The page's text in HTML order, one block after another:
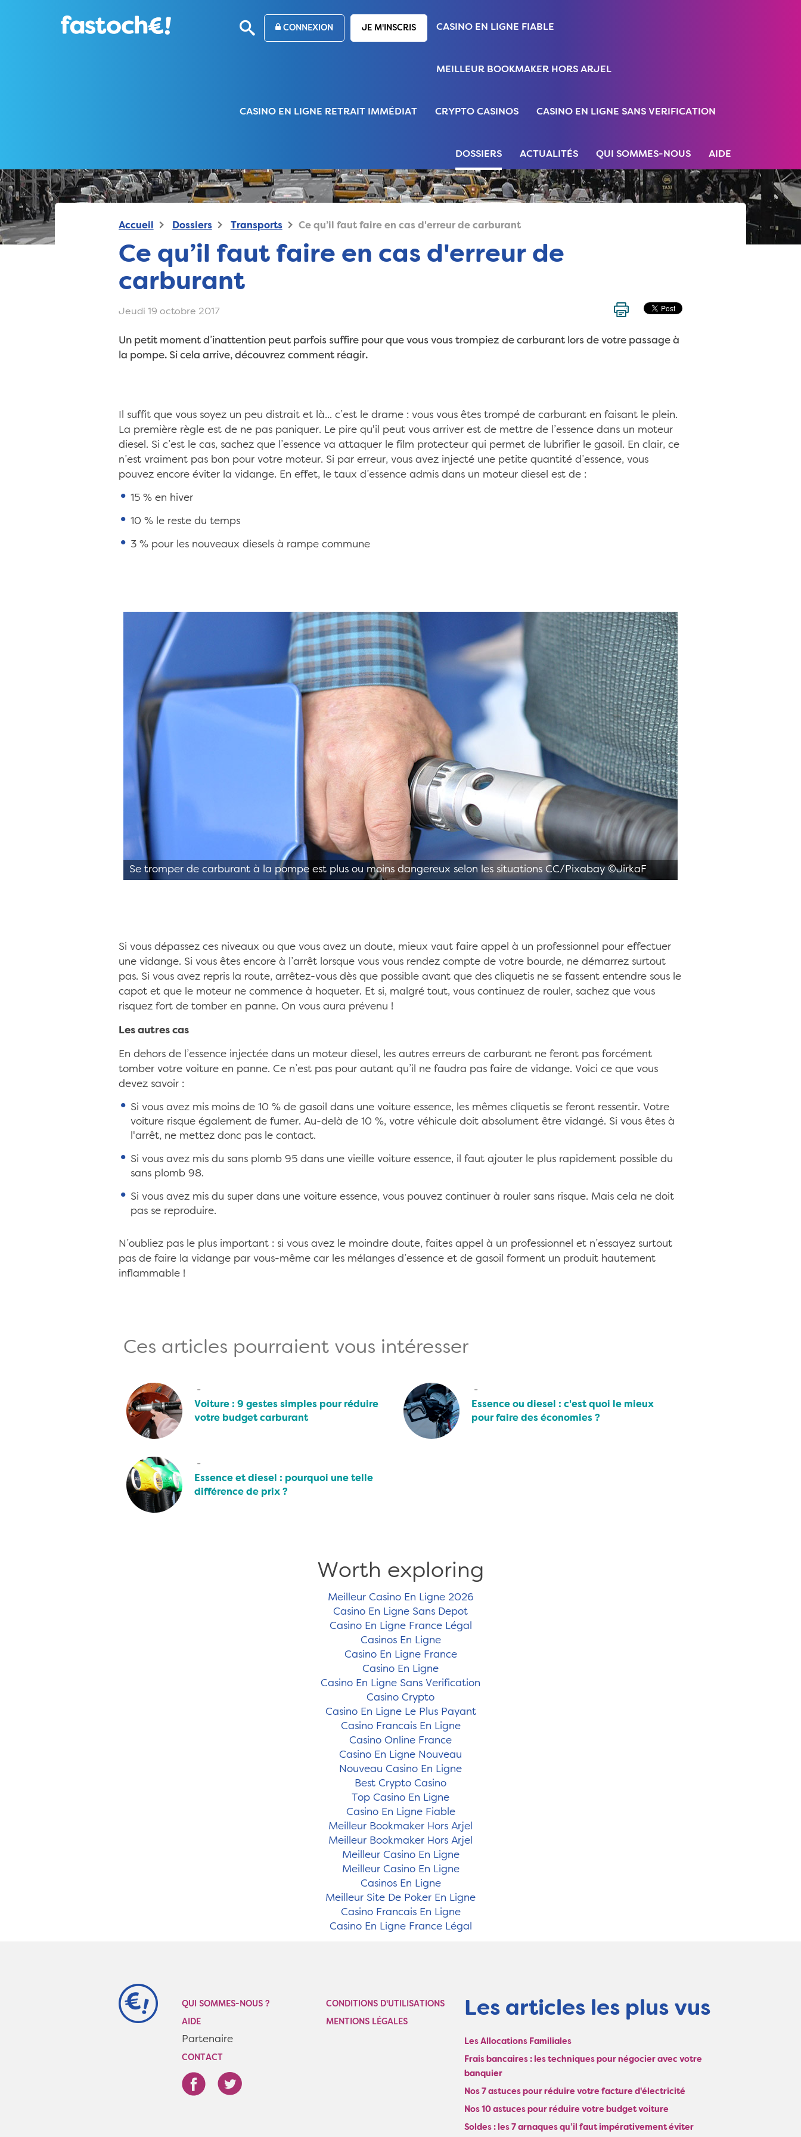
CONNEXION JE M'INSCRIS CASINO EN LIGNE FIABLE
MEILLEUR BOOKMAKER HORS ARJEL
CASINO EN LIGNE RETRAIT IMMÉDIAT CRYPTO CASINOS CASINO EN LIGNE SANS VERIFICATION
DOSSIERS ACTUALITÉS QUI SOMMES-NOUS AIDE
Accueil Dossiers Transports Ce qu’il faut faire en cas d'erreur de carburant
Ce qu’il faut faire en cas d'erreur de
carburant
Jeudi 19 octobre 2017
Un petit moment d’inattention peut parfois suffire pour que vous vous trompiez de carburant lors de votre passage à
la pompe. Si cela arrive, découvrez comment réagir.
Il suffit que vous soyez un peu distrait et là... c’est le drame : vous vous êtes trompé de carburant en faisant le plein.
La première règle est de ne pas paniquer. Le pire qu'il peut vous arriver est de mettre de l’essence dans un moteur
diesel. Si c’est le cas, sachez que l’essence va attaquer le film protecteur qui permet de lubrifier le gasoil. En clair, ce
n’est vraiment pas bon pour votre moteur. Si par erreur, vous avez injecté une petite quantité d’essence, vous
pouvez encore éviter la vidange. En effet, le taux d’essence admis dans un moteur diesel est de :
15 % en hiver
10 % le reste du temps
3 % pour les nouveaux diesels à rampe commune
Se tromper de carburant à la pompe est plus ou moins dangereux selon les situations CC/Pixabay ©JirkaF
Si vous dépassez ces niveaux ou que vous avez un doute, mieux vaut faire appel à un professionnel pour effectuer
une vidange. Si vous êtes encore à l’arrêt lorsque vous vous rendez compte de votre bourde, ne démarrez surtout
pas. Si vous avez repris la route, arrêtez-vous dès que possible avant que des cliquetis ne se fassent entendre sous le
capot et que le moteur ne commence à hoqueter. Et si, malgré tout, vous continuez de rouler, sachez que vous
risquez fort de tomber en panne. On vous aura prévenu !
Les autres cas
En dehors de l’essence injectée dans un moteur diesel, les autres erreurs de carburant ne feront pas forcément
tomber votre voiture en panne. Ce n’est pas pour autant qu’il ne faudra pas faire de vidange. Voici ce que vous
devez savoir :
Si vous avez mis moins de 10 % de gasoil dans une voiture essence, les mêmes cliquetis se feront ressentir. Votre
voiture risque également de fumer. Au-delà de 10 %, votre véhicule doit absolument être vidangé. Si vous êtes à
l'arrêt, ne mettez donc pas le contact.
Si vous avez mis du sans plomb 95 dans une vieille voiture essence, il faut ajouter le plus rapidement possible du
sans plomb 98.
Si vous avez mis du super dans une voiture essence, vous pouvez continuer à rouler sans risque. Mais cela ne doit
pas se reproduire.
N’oubliez pas le plus important : si vous avez le moindre doute, faites appel à un professionnel et n’essayez surtout
pas de faire la vidange par vous-même car les mélanges d’essence et de gasoil forment un produit hautement
inflammable !
Ces articles pourraient vous intéresser
Voiture : 9 gestes simples pour réduire
votre budget carburant
Essence ou diesel : c'est quoi le mieux
pour faire des économies ?
Essence et diesel : pourquoi une telle
différence de prix ?
Worth exploring
Meilleur Casino En Ligne 2026
Casino En Ligne Sans Depot
Casino En Ligne France Légal
Casinos En Ligne
Casino En Ligne France
Casino En Ligne
Casino En Ligne Sans Verification
Casino Crypto
Casino En Ligne Le Plus Payant
Casino Francais En Ligne
Casino Online France
Casino En Ligne Nouveau
Nouveau Casino En Ligne
Best Crypto Casino
Top Casino En Ligne
Casino En Ligne Fiable
Meilleur Bookmaker Hors Arjel
Meilleur Bookmaker Hors Arjel
Meilleur Casino En Ligne
Meilleur Casino En Ligne
Casinos En Ligne
Meilleur Site De Poker En Ligne
Casino Francais En Ligne
Casino En Ligne France Légal
Les articles les plus vus
Les Allocations Familiales
Frais bancaires : les techniques pour négocier avec votre
banquier
Nos 7 astuces pour réduire votre facture d'électricité
Nos 10 astuces pour réduire votre budget voiture
Soldes : les 7 arnaques qu’il faut impérativement éviter
QUI SOMMES-NOUS ?
AIDE
Partenaire
CONTACT
CONDITIONS D'UTILISATIONS
MENTIONS LÉGALES